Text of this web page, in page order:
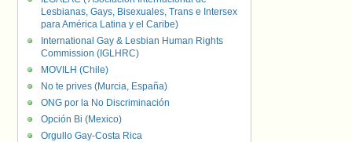
Lesbianas, Gays, Bisexuales, Trans e Intersex
para América Latina y el Caribe)
International Gay & Lesbian Human Rights
Commission (IGLHRC)
MOVILH (Chile)
No te prives (Murcia, España)
ONG por la No Discriminación
Opción Bi (Mexico)
Orgullo Gay-Costa Rica